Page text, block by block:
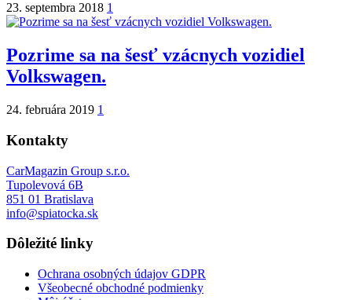
23. septembra 2018 1
Pozrime sa na šesť vzácnych vozidiel
Volkswagen.
24. februára 2019 1
Kontakty
CarMagazin Group s.r.o.
Tupolevová 6B
851 01 Bratislava
info@spiatocka.sk
Dôležité linky
Ochrana osobných údajov GDPR
Všeobecné obchodné podmienky